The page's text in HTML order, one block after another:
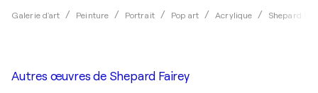
Galerie d'art Peinture Portrait Pop art Acrylique Shepard
Autres œuvres de Shepard Fairey